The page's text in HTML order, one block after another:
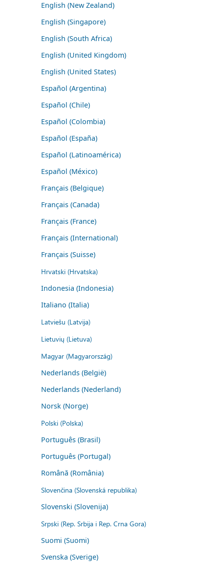
English (New Zealand)
English (Singapore)
English (South Africa)
English (United Kingdom)
English (United States)
Español (Argentina)
Español (Chile)
Español (Colombia)
Español (España)
Español (Latinoamérica)
Español (México)
Français (Belgique)
Français (Canada)
Français (France)
Français (International)
Français (Suisse)
Hrvatski (Hrvatska)
Indonesia (Indonesia)
Italiano (Italia)
Latviešu (Latvija)
Lietuvių (Lietuva)
Magyar (Magyarország)
Nederlands (België)
Nederlands (Nederland)
Norsk (Norge)
Polski (Polska)
Português (Brasil)
Português (Portugal)
Română (România)
Slovenčina (Slovenská republika)
Slovenski (Slovenija)
Srpski (Rep. Srbija i Rep. Crna Gora)
Suomi (Suomi)
Svenska (Sverige)